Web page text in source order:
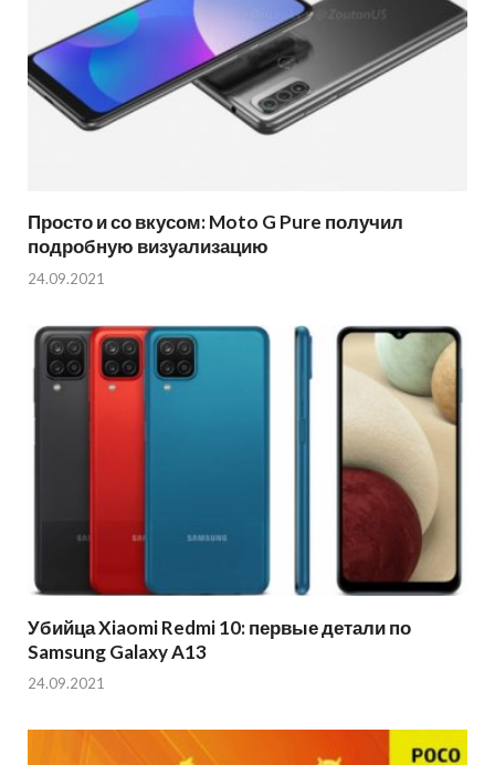
Просто и со вкусом: Moto G Pure получил
подробную визуализацию
24.09.2021
Убийца Xiaomi Redmi 10: первые детали по
Samsung Galaxy A13
24.09.2021